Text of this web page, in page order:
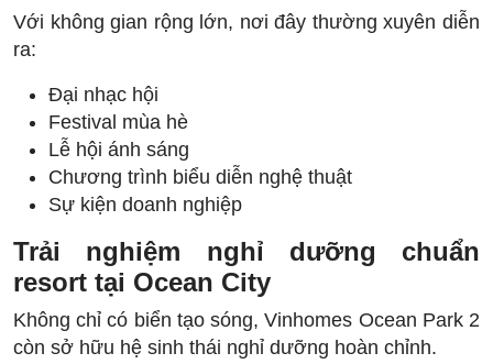
Với không gian rộng lớn, nơi đây thường xuyên diễn
ra:
Đại nhạc hội
Festival mùa hè
Lễ hội ánh sáng
Chương trình biểu diễn nghệ thuật
Sự kiện doanh nghiệp
Trải nghiệm nghỉ dưỡng chuẩn
resort tại Ocean City
Không chỉ có biển tạo sóng, Vinhomes Ocean Park 2
còn sở hữu hệ sinh thái nghỉ dưỡng hoàn chỉnh.